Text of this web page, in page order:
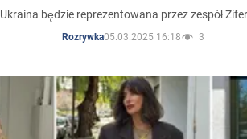
Ukraina będzie reprezentowana przez zespół
Rozrywka05.03.2025 16:18 3